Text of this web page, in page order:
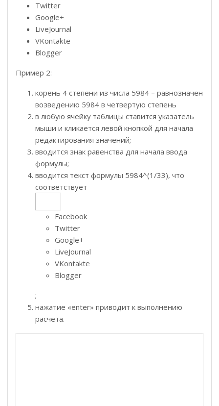
Twitter
Google+
LiveJournal
VKontakte
Blogger
Пример 2:
корень 4 степени из числа 5984 – равнозначен
возведению 5984 в четвертую степень
в любую ячейку таблицы ставится указатель
мыши и кликается левой кнопкой для начала
редактирования значений;
вводится знак равенства для начала ввода
формулы;
вводится текст формулы 5984^(1/33), что
соответствует
Facebook
Twitter
Google+
LiveJournal
VKontakte
Blogger
;
нажатие «enter» приводит к выполнению
расчета.